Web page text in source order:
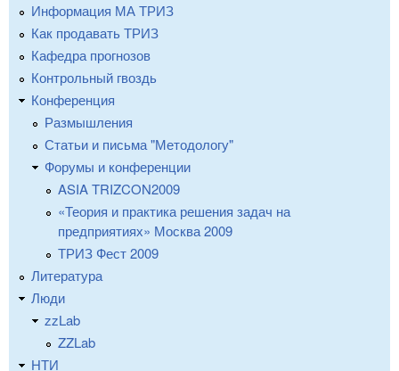
Информация МА ТРИЗ
Как продавать ТРИЗ
Кафедра прогнозов
Контрольный гвоздь
Конференция
Размышления
Статьи и письма "Методологу"
Форумы и конференции
ASIA TRIZCON2009
«Теория и практика решения задач на
предприятиях» Москва 2009
ТРИЗ Фест 2009
Литература
Люди
zzLab
ZZLab
НТИ